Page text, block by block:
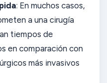
: En muchos casos,
a una cirugía
tiempos de
en comparación con
más invasivos